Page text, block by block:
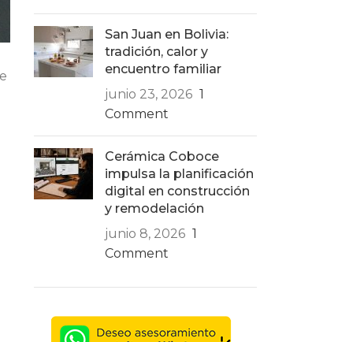
San Juan en Bolivia:
tradición, calor y
encuentro familiar
junio 23, 2026 1
Comment
Cerámica Coboce
impulsa la planificación
digital en construcción
y remodelación
junio 8, 2026 1
Comment